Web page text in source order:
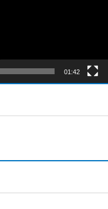
01:42